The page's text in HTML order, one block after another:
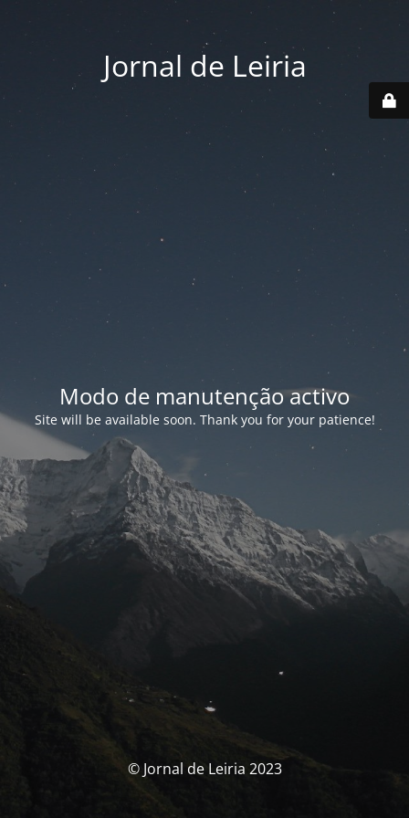
Jornal de Leiria
Modo de manutenção activo
Site will be available soon. Thank you for your patience!
© Jornal de Leiria 2023